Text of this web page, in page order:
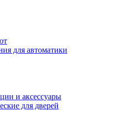
для автоматики
и аксессуары
для дверей